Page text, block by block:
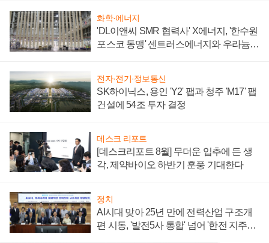
화학·에너지
'DL이앤씨 SMR 협력사' X에너지, '한수원
포스코 동맹' 센트러스에너지와 우라늄
전자·전기·정보통신
SK하이닉스, 용인 'Y2' 팹과 청주 'M17' 팹
건설에 54조 투자 결정
데스크 리포트
[데스크리포트 8월] 무더운 입추에 든 생
각, 제약바이오 하반기 훈풍 기대한다
정치
AI시대 맞아 25년 만에 전력산업 구조개
편 시동, '발전5사 통합' 넘어 '한전 지주사'